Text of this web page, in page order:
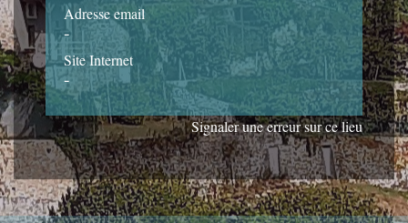
Adresse email
-
Site Internet
-
Signaler une erreur sur ce lieu